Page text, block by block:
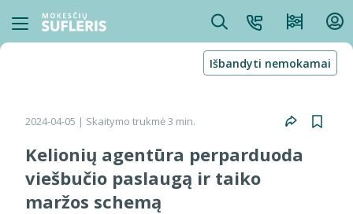
Išbandyti nemokamai
2024-04-05 | Skaitymo trukmė 3 min.
Kelionių agentūra perparduoda
viešbučio paslaugą ir taiko
maržos schemą